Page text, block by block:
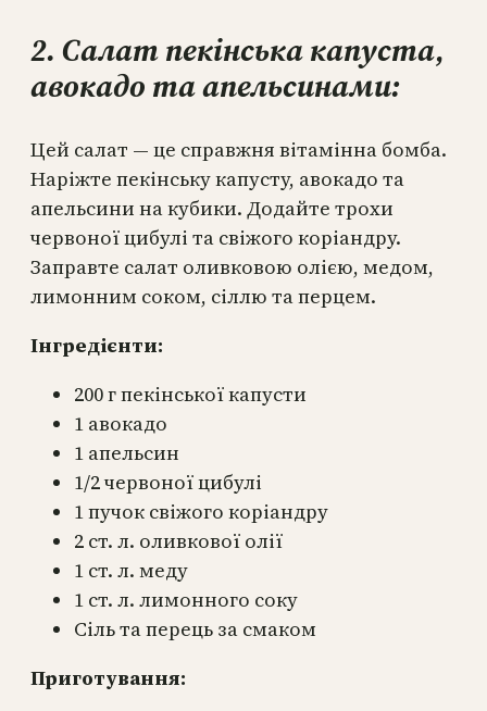
2. Салат пекінська капуста,
авокадо та апельсинами:
Цей салат — це справжня вітамінна бомба.
Наріжте пекінську капусту, авокадо та
апельсини на кубики. Додайте трохи
червоної цибулі та свіжого коріандру.
Заправте салат оливковою олією, медом,
лимонним соком, сіллю та перцем.
Інгредієнти:
200 г пекінської капусти
1 авокадо
1 апельсин
1/2 червоної цибулі
1 пучок свіжого коріандру
2 ст. л. оливкової олії
1 ст. л. меду
1 ст. л. лимонного соку
Сіль та перець за смаком
Приготування: